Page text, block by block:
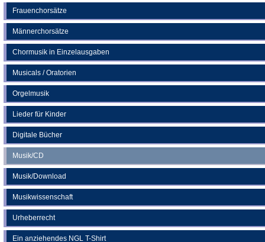
Frauenchorsätze
Männerchorsätze
Chormusik in Einzelausgaben
Musicals / Oratorien
Orgelmusik
Lieder für Kinder
Digitale Bücher
Musik/CD
Musik/Download
Musikwissenschaft
Urheberrecht
Ein anziehendes NGL T-Shirt